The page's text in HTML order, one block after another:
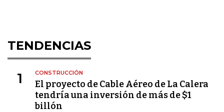
TENDENCIAS
1 CONSTRUCCIÓN
El proyecto de Cable Aéreo de La Calera
tendría una inversión de más de $1
billón